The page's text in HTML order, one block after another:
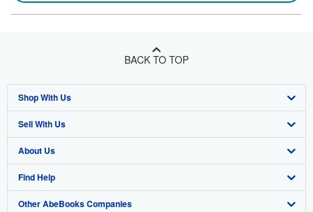
BACK TO TOP
Shop With Us
Advanced Search
Browse Collections
My Account
My Orders
Sell With Us
Start Selling
Join Our Affiliate Program
Book Buyback
About Us
About AbeBooks
Media
Find Help
Help
Other AbeBooks Companies